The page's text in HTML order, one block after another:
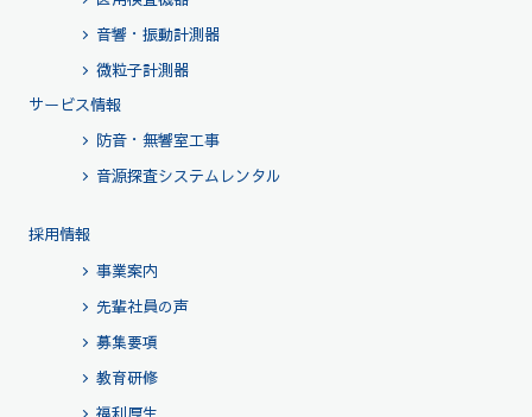
音響・振動計測器
微粒子計測器
サービス情報
防音・無響室工事
音源探査システムレンタル
採用情報
事業案内
先輩社員の声
募集要項
教育研修